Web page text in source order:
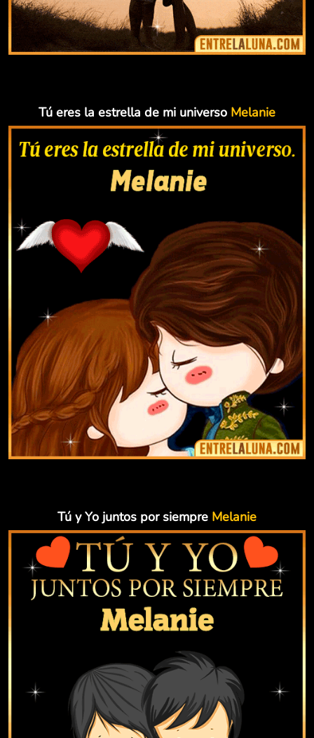
Tú eres la estrella de mi universo Melanie
Tú y Yo juntos por siempre Melanie